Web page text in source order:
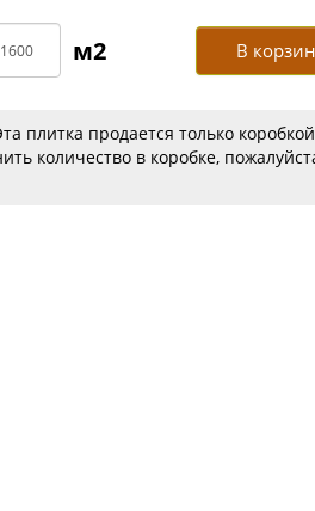
В
плитка продается только
количество в коробке,